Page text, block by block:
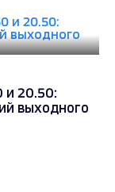
и 20.50:
выходного